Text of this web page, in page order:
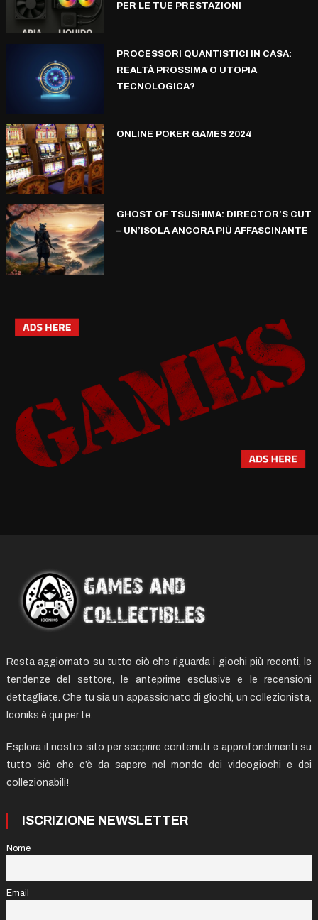
PER LE TUE PRESTAZIONI
PROCESSORI QUANTISTICI IN CASA:
REALTÀ PROSSIMA O UTOPIA
TECNOLOGICA?
ONLINE POKER GAMES 2024
GHOST OF TSUSHIMA: DIRECTOR’S CUT
– UN’ISOLA ANCORA PIÙ AFFASCINANTE
Resta aggiornato su tutto ciò che riguarda i giochi più recenti, le
tendenze del settore, le anteprime esclusive e le recensioni
dettagliate. Che tu sia un appassionato di giochi, un collezionista,
Iconiks è qui per te.
Esplora il nostro sito per scoprire contenuti e approfondimenti su
tutto ciò che c’è da sapere nel mondo dei videogiochi e dei
collezionabili!
ISCRIZIONE NEWSLETTER
Nome
Email